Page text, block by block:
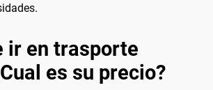
ir en trasporte
es su precio?